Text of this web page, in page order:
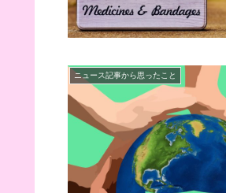
ニュース記事から思ったこと